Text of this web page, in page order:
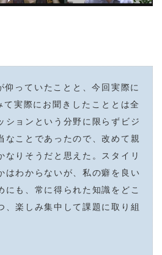
っていたことと、今回実際に
実際にお聞きしたこととは全
ションという分野に限らずビジ
なことであったので、改めて親
なりそうだと思えた。スタイリ
はわからないが、私の癖を良い
にも、常に得られた知識をどこ
、楽しみ集中して課題に取り組